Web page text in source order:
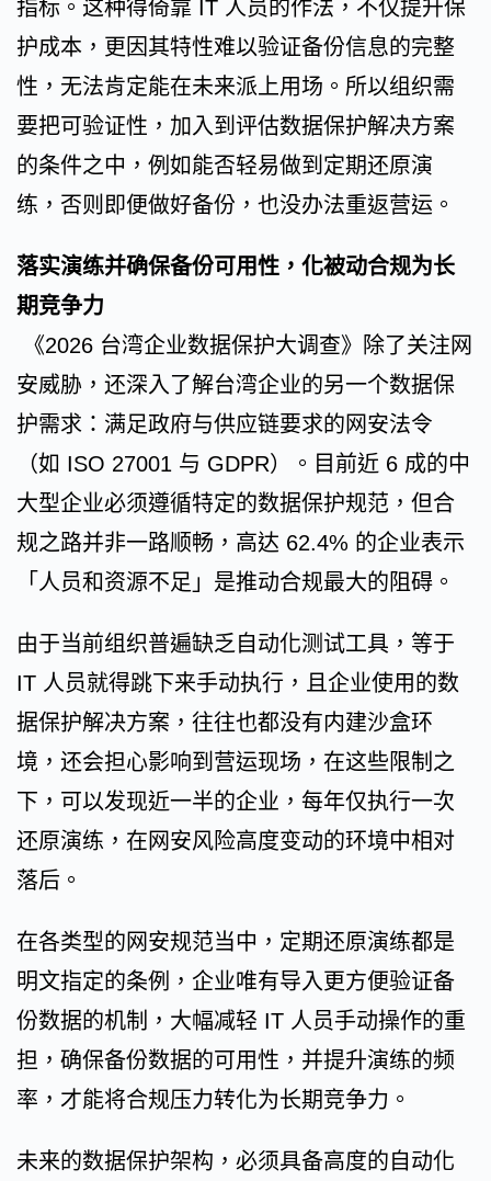
指标。这种得倚靠 IT 人员的作法，不仅提升保
护成本，更因其特性难以验证备份信息的完整
性，无法肯定能在未来派上用场。所以组织需
要把可验证性，加入到评估数据保护解决方案
的条件之中，例如能否轻易做到定期还原演
练，否则即便做好备份，也没办法重返营运。
落实演练并确保备份可用性，化被动合规为长
期竞争力
《2026 台湾企业数据保护大调查》除了关注网
安威胁，还深入了解台湾企业的另一个数据保
护需求：满足政府与供应链要求的网安法令
（如 ISO 27001 与 GDPR）。目前近 6 成的中
大型企业必须遵循特定的数据保护规范，但合
规之路并非一路顺畅，高达 62.4% 的企业表示
「人员和资源不足」是推动合规最大的阻碍。
由于当前组织普遍缺乏自动化测试工具，等于
IT 人员就得跳下来手动执行，且企业使用的数
据保护解决方案，往往也都没有内建沙盒环
境，还会担心影响到营运现场，在这些限制之
下，可以发现近一半的企业，每年仅执行一次
还原演练，在网安风险高度变动的环境中相对
落后。
在各类型的网安规范当中，定期还原演练都是
明文指定的条例，企业唯有导入更方便验证备
份数据的机制，大幅减轻 IT 人员手动操作的重
担，确保备份数据的可用性，并提升演练的频
率，才能将合规压力转化为长期竞争力。
未来的数据保护架构，必须具备高度的自动化